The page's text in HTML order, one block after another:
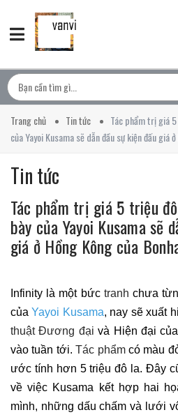
Trang chủ Tin tức
Tác phẩm trị giá
của Yayoi Kusama sẽ dẫn đầu sự kiện đấu giá
Tin tức
Tác phẩm trị giá 5 triệu
bày của Yayoi Kusama sẽ
giá ở Hồng Kông của
Infinity là một bức tranh chưa
củaYayoi Kusama, nay sẽ xuất
thuật Đương đạivà Hiện đại
vào tuần tới.Tác phẩm có màu
ước tính hơn 5 triệu đô la. Đây
về việc Kusama kết hợp hai
mình, những dấu chấm và lưới